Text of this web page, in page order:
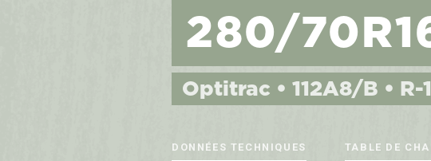
280/
Optitrac • 112A8/B • R-
DONNÉES TECHNIQUES TABLE DE